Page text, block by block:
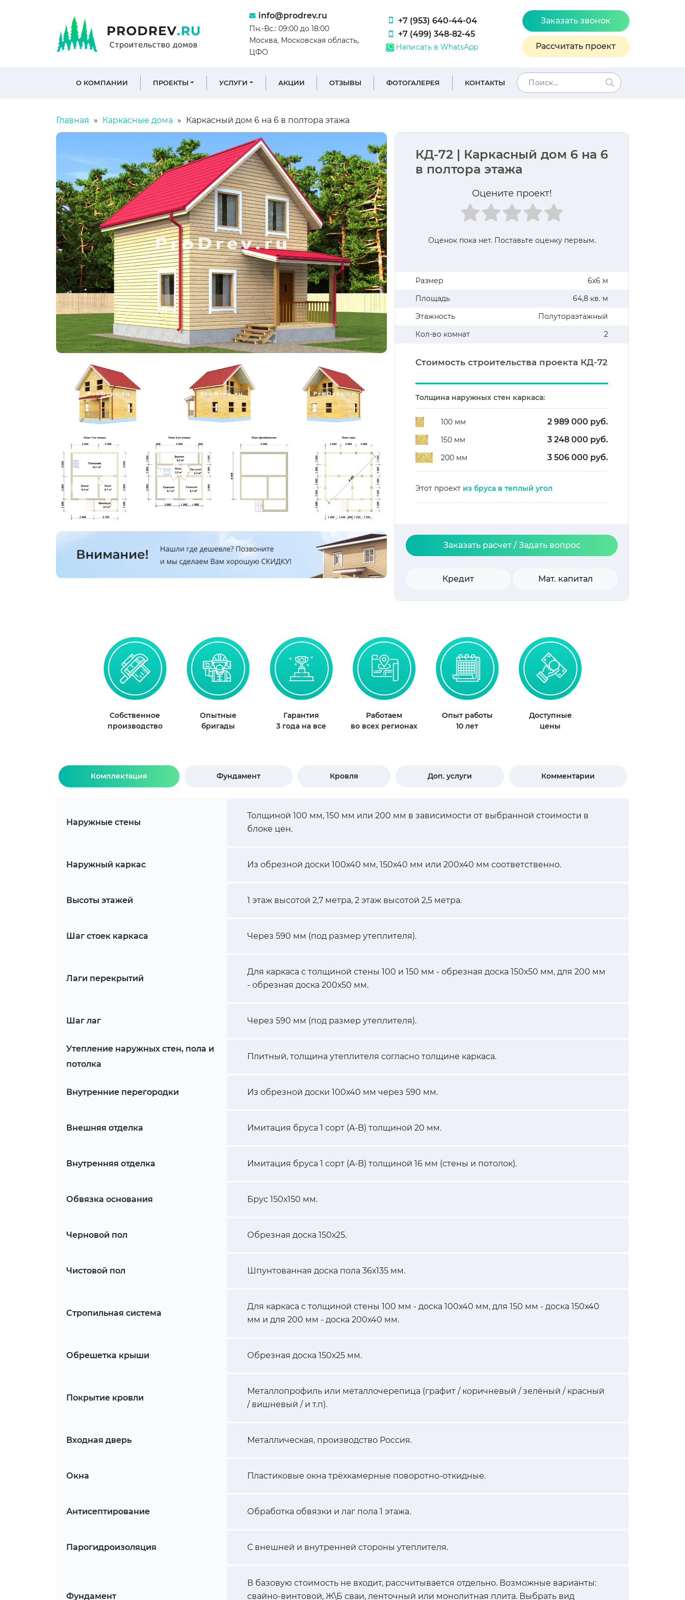
info@prodrev.ru
Пн.-Вс.: 09:00 до 18:00
Москва, Московская область,
ЦФО
+7 (953) 640-44-04
+7 (499) 348-82-45
Написать в WhatsApp
Заказать звонок
Рассчитать проект
О КОМПАНИИ ПРОЕКТЫ УСЛУГИ АКЦИИ ОТЗЫВЫ ФОТОГАЛЕРЕЯ КОНТАКТЫ
Главная Каркасные дома Каркасный дом 6 на 6 в полтора этажа
КД-72 | Каркасный дом 6 на 6
в полтора этажа
Оцените проект!
Оценок пока нет. Поставьте оценку первым.
Размер
6х6 м
Площадь
64,8 кв. м
Этажность
Полутораэтажный
Кол-во комнат
2
Стоимость строительства проекта КД-72
Толщина наружных стен каркаса:
100 мм 2 989 000 руб.
150 мм 3 248 000 руб.
200 мм 3 506 000 руб.
Этот проект из бруса в теплый угол
Заказать расчет / Задать вопрос
Кредит Мат. капитал
Собственное
производство
Опытные
бригады
Гарантия
3 года на все
Работаем
во всех регионах
Опыт работы
10 лет
Доступные
цены
Комплектация Фундамент Кровля Доп. услуги Комментарии
Наружные стены
Толщиной 100 мм, 150 мм или 200 мм в зависимости от выбранной стоимости в
блоке цен.
Наружный каркас Из обрезной доски 100х40 мм, 150х40 мм или 200х40 мм соответственно.
Высоты этажей 1 этаж высотой 2,7 метра, 2 этаж высотой 2,5 метра.
Шаг стоек каркаса Через 590 мм (под размер утеплителя).
Лаги перекрытий
Для каркаса с толщиной стены 100 и 150 мм - обрезная доска 150х50 мм, для 200 мм
- обрезная доска 200х50 мм.
Шаг лаг Через 590 мм (под размер утеплителя).
Утепление наружных стен, пола и
потолка
Плитный, толщина утеплителя согласно толщине каркаса.
Внутренние перегородки Из обрезной доски 100х40 мм через 590 мм.
Внешняя отделка Имитация бруса 1 сорт (A-B) толщиной 20 мм.
Внутренняя отделка Имитация бруса 1 сорт (A-B) толщиной 16 мм (стены и потолок).
Обвязка основания Брус 150х150 мм.
Черновой пол Обрезная доска 150х25.
Чистовой пол Шпунтованная доска пола 36х135 мм.
Стропильная система
Для каркаса с толщиной стены 100 мм - доска 100х40 мм, для 150 мм - доска 150х40
мм и для 200 мм - доска 200х40 мм.
Обрешетка крыши Обрезная доска 150х25 мм.
Покрытие кровли
Металлопрофиль или металлочерепица (графит / коричневый / зелёный / красный
/ вишневый / и т.п).
Входная дверь Металлическая, производство Россия.
Окна Пластиковые окна трёхкамерные поворотно-откидные.
Антисептирование Обработка обвязки и лаг пола 1 этажа.
Парогидроизоляция С внешней и внутренней стороны утеплителя.
Фундамент
В базовую стоимость не входит, рассчитывается отдельно. Возможные варианты:
свайно-винтовой, Ж\Б сваи, ленточный или монолитная плита. Выбрать вид